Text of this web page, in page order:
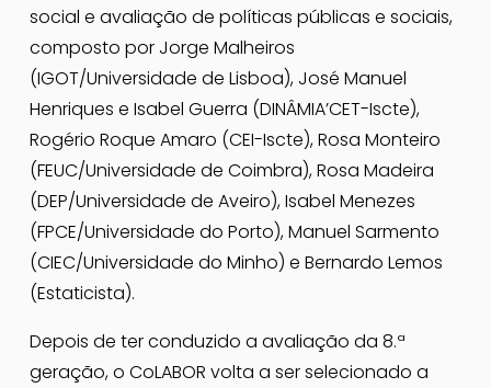
social e avaliação de políticas públicas e sociais,
composto por Jorge Malheiros
(IGOT/Universidade de Lisboa), José Manuel
Henriques e Isabel Guerra (DINÂMIA’CET-Iscte),
Rogério Roque Amaro (CEI-Iscte), Rosa Monteiro
(FEUC/Universidade de Coimbra), Rosa Madeira
(DEP/Universidade de Aveiro), Isabel Menezes
(FPCE/Universidade do Porto), Manuel Sarmento
(CIEC/Universidade do Minho) e Bernardo Lemos
(Estaticista).
Depois de ter conduzido a avaliação da 8.ª
geração, o CoLABOR volta a ser selecionado a